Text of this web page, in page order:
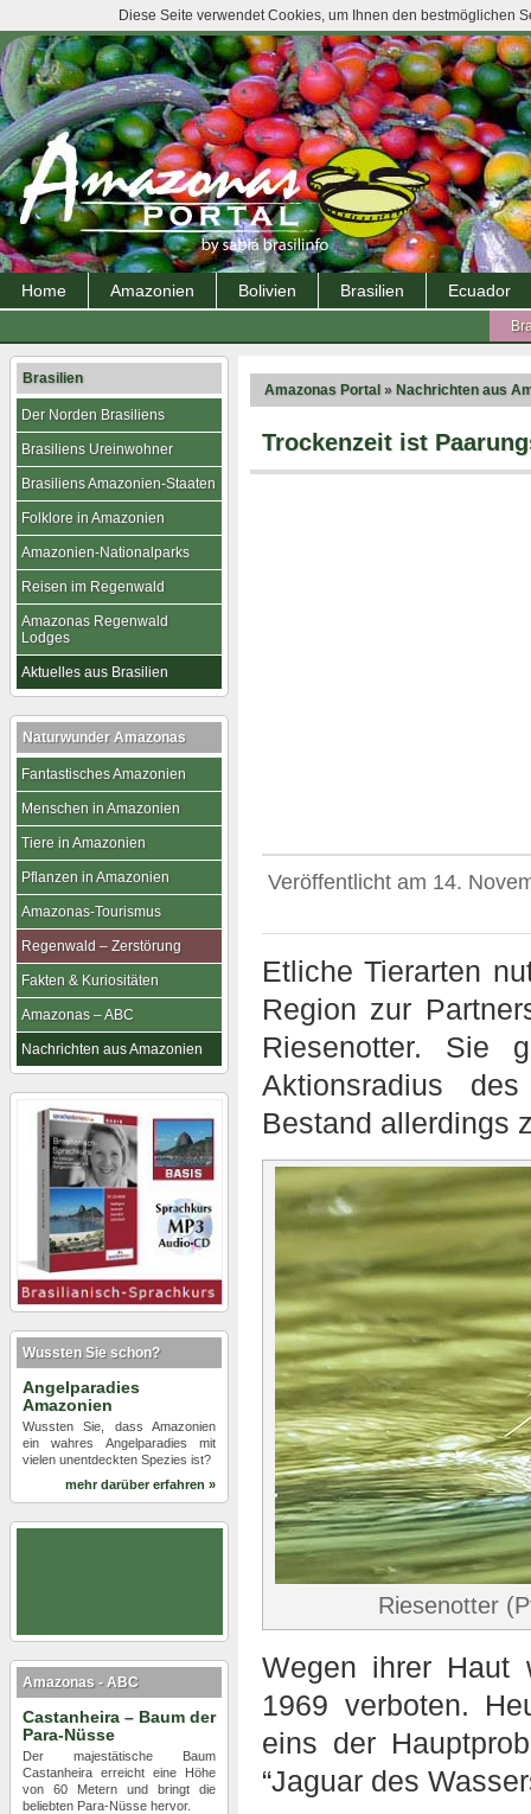
Home Amazonien Bolivien Brasilien Ecuador
Amazonas Portal » Nachrichten aus
Trockenzeit ist
Veröffentlicht am 14.
Etliche Tierarten
Region zur
Riesenotter. Sie
Aktionsradius
Bestand allerdings
Riesenotter
Wegen ihrer Haut
1969 verboten.
eins der
“Jaguar des
Brasilien
Der Norden Brasiliens
Brasiliens Ureinwohner
Brasiliens Amazonien-Staaten
Folklore in Amazonien
Amazonien-Nationalparks
Reisen im Regenwald
Amazonas Regenwald
Lodges
Aktuelles aus Brasilien
Naturwunder Amazonas
Fantastisches Amazonien
Menschen in Amazonien
Tiere in Amazonien
Pflanzen in Amazonien
Amazonas-Tourismus
Regenwald – Zerstörung
Fakten & Kuriositäten
Amazonas – ABC
Nachrichten aus Amazonien
Wussten Sie schon?
Angelparadies
Amazonien
Wussten Sie, dass Amazonien
ein wahres Angelparadies mit
vielen unentdeckten Spezies ist?
mehr darüber erfahren »
Amazonas - ABC
Castanheira – Baum der
Para-Nüsse
Der majestätische Baum
Castanheira erreicht eine Höhe
von 60 Metern und bringt die
beliebten Para-Nüsse hervor.
Diese Seite verwendet Cookies, um Ihnen den bestmöglichen